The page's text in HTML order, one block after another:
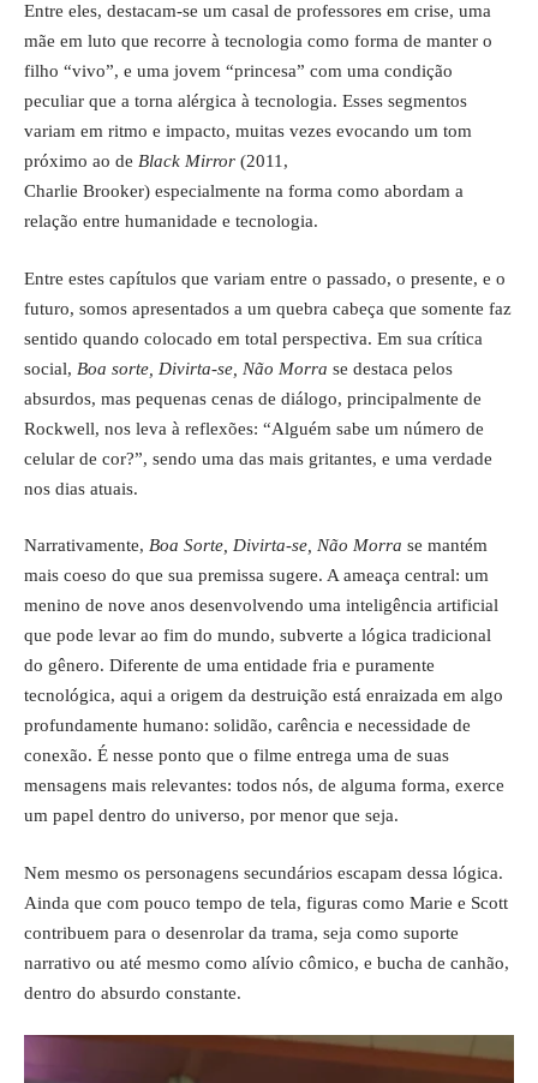
Entre eles, destacam-se um casal de professores em crise, uma
mãe em luto que recorre à tecnologia como forma de manter o
filho “vivo”, e uma jovem “princesa” com uma condição
peculiar que a torna alérgica à tecnologia. Esses segmentos
variam em ritmo e impacto, muitas vezes evocando um tom
próximo ao de Black Mirror (2011,
Charlie Brooker) especialmente na forma como abordam a
relação entre humanidade e tecnologia.
Entre estes capítulos que variam entre o passado, o presente, e o
futuro, somos apresentados a um quebra cabeça que somente faz
sentido quando colocado em total perspectiva. Em sua crítica
social, Boa sorte, Divirta-se, Não Morra se destaca pelos
absurdos, mas pequenas cenas de diálogo, principalmente de
Rockwell, nos leva à reflexões: “Alguém sabe um número de
celular de cor?”, sendo uma das mais gritantes, e uma verdade
nos dias atuais.
Narrativamente, Boa Sorte, Divirta-se, Não Morra se mantém
mais coeso do que sua premissa sugere. A ameaça central: um
menino de nove anos desenvolvendo uma inteligência artificial
que pode levar ao fim do mundo, subverte a lógica tradicional
do gênero. Diferente de uma entidade fria e puramente
tecnológica, aqui a origem da destruição está enraizada em algo
profundamente humano: solidão, carência e necessidade de
conexão. É nesse ponto que o filme entrega uma de suas
mensagens mais relevantes: todos nós, de alguma forma, exerce
um papel dentro do universo, por menor que seja.
Nem mesmo os personagens secundários escapam dessa lógica.
Ainda que com pouco tempo de tela, figuras como Marie e Scott
contribuem para o desenrolar da trama, seja como suporte
narrativo ou até mesmo como alívio cômico, e bucha de canhão,
dentro do absurdo constante.